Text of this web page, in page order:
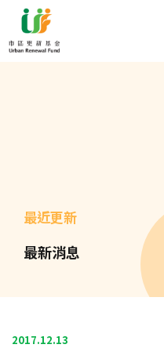
最近更新
最新消息
2017.12.13